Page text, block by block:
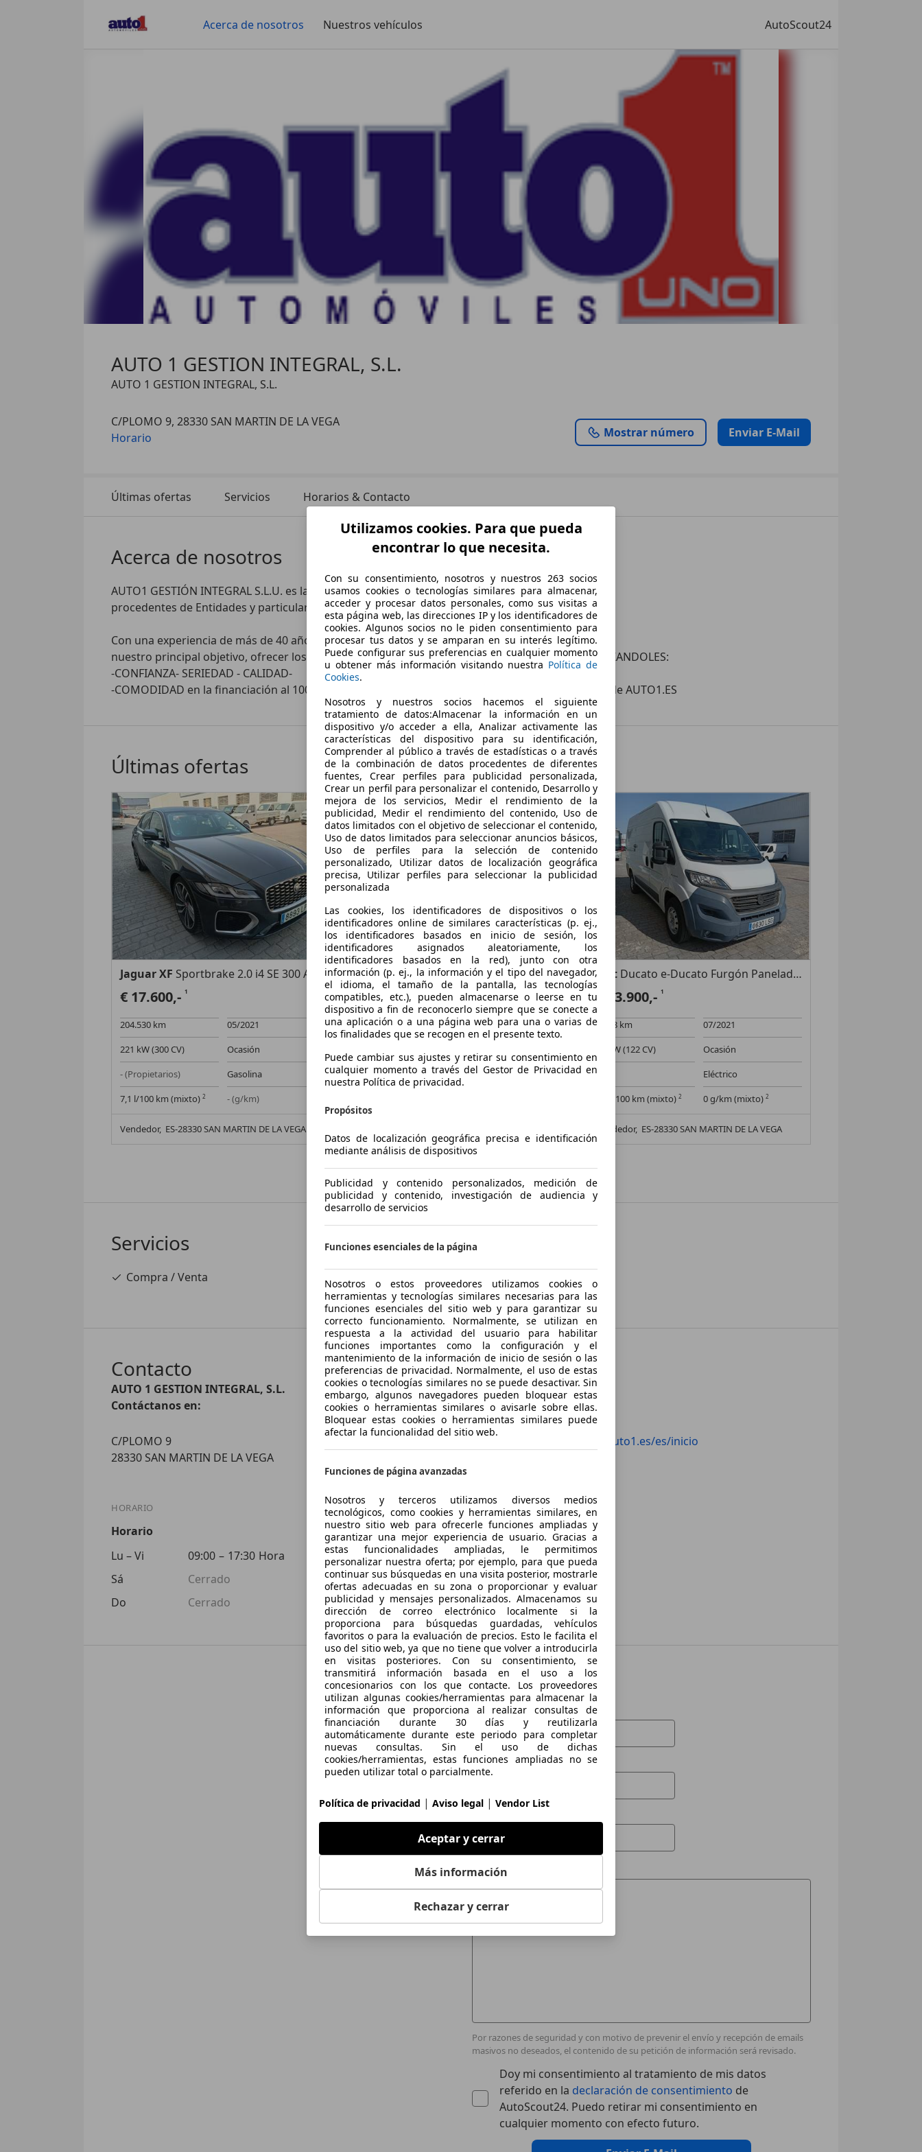
Acerca de nosotros Nuestros vehículos AutoScout24
AUTO 1 GESTION INTEGRAL, S.L.
AUTO 1 GESTION INTEGRAL, S.L.
C/PLOMO 9, 28330 SAN MARTIN DE LA VEGA
Horario
Mostrar número Enviar E-Mail
Últimas ofertas Servicios Horarios & Contacto
Acerca de nosotros
AUTO1 GESTIÓN INTEGRAL S.L.U. es la compañía referente en la gestión de vehículos
procedentes de Entidades y particulares.
Con una experiencia de más de 40 años consolidados al servicio de nuestros clientes es
nuestro principal objetivo, ofrecer los mejores productos a unos precios competitivos  GARANTIZANDOLES:
-CONFIANZA- SERIEDAD - CALIDAD-
-COMODIDAD en la financiación al 100% y la satisfacción de nuestros clientes, objetivo principal de AUTO1.ES
Últimas ofertas
Jaguar XF Sportbrake 2.0 i4 SE 300 AWD Aut.
€ 17.600,-1
204.530 km
05/2021
221 kW (300 CV)
Ocasión
- (Propietarios)
Gasolina
7,1 l/100 km (mixto)2 - (g/km)
Vendedor, ES-28330 SAN MARTIN DE LA VEGA
Jaguar E-Pace2.0D I4 R-Dynamic Base 163
€ 16.900,-
56.684 km
11/2021
- (Propietarios)
Diésel
Fiat Ducato e-Ducato Furgón Panelado L2 H2 47kW
€ 23.900,- 1
2.898 km
07/2021
90 kW (122 CV)
Ocasión
- kg
Eléctrico
0,0 l/100 km (mixto) 2 0 g/km (mixto) 2
Vendedor, ES-28330 SAN MARTIN DE LA VEGA
Mostrar todas las últimas ofertas
Servicios
Compra / Venta
Contacto
AUTO 1 GESTION INTEGRAL, S.L.
Contáctanos en:
C/PLOMO 9
28330 SAN MARTIN DE LA VEGA
www.auto1.es/es/inicio
HORARIO
Horario
Lu – Vi
09:00 – 17:30 Hora
Sá
Cerrado
Do
Cerrado
Contactar
Tu nombre
Tu email
Tu mensaje
Por razones de seguridad y con motivo de prevenir el envío y recepción de emails
masivos no deseados, el contenido de su petición de información será revisado.
Doy mi consentimiento al tratamiento de mis datos
referido en la declaración de consentimiento de
AutoScout24. Puedo retirar mi consentimiento en
cualquier momento con efecto futuro.
Utilizamos cookies. Para que pueda
encontrar lo que necesita.
Con su consentimiento, nosotros y nuestros 263 socios
usamos cookies o tecnologías similares para almacenar,
acceder y procesar datos personales, como sus visitas a
esta página web, las direcciones IP y los identificadores de
cookies. Algunos socios no le piden consentimiento para
procesar tus datos y se amparan en su interés legítimo.
Puede configurar sus preferencias en cualquier momento
u obtener más información visitando nuestra Política de
Cookies.
Nosotros y nuestros socios hacemos el siguiente
tratamiento de datos:Almacenar la información en un
dispositivo y/o acceder a ella, Analizar activamente las
características del dispositivo para su identificación,
Comprender al público a través de estadísticas o a través
de la combinación de datos procedentes de diferentes
fuentes, Crear perfiles para publicidad personalizada,
Crear un perfil para personalizar el contenido, Desarrollo y
mejora de los servicios, Medir el rendimiento de la
publicidad, Medir el rendimiento del contenido, Uso de
datos limitados con el objetivo de seleccionar el contenido,
Uso de datos limitados para seleccionar anuncios básicos,
Uso de perfiles para la selección de contenido
personalizado, Utilizar datos de localización geográfica
precisa, Utilizar perfiles para seleccionar la publicidad
personalizada
Las cookies, los identificadores de dispositivos o los
identificadores online de similares características (p. ej.,
los identificadores basados en inicio de sesión, los
identificadores asignados aleatoriamente, los
identificadores basados en la red), junto con otra
información (p. ej., la información y el tipo del navegador,
el idioma, el tamaño de la pantalla, las tecnologías
compatibles, etc.), pueden almacenarse o leerse en tu
dispositivo a fin de reconocerlo siempre que se conecte a
una aplicación o a una página web para una o varias de
los finalidades que se recogen en el presente texto.
Puede cambiar sus ajustes y retirar su consentimiento en
cualquier momento a través del Gestor de Privacidad en
nuestra Política de privacidad.
Propósitos
Datos de localización geográfica precisa e identificación
mediante análisis de dispositivos
Publicidad y contenido personalizados, medición de
publicidad y contenido, investigación de audiencia y
desarrollo de servicios
Funciones esenciales de la página
Nosotros o estos proveedores utilizamos cookies o
herramientas y tecnologías similares necesarias para las
funciones esenciales del sitio web y para garantizar su
correcto funcionamiento. Normalmente, se utilizan en
respuesta a la actividad del usuario para habilitar
funciones importantes como la configuración y el
mantenimiento de la información de inicio de sesión o las
preferencias de privacidad. Normalmente, el uso de estas
cookies o tecnologías similares no se puede desactivar. Sin
embargo, algunos navegadores pueden bloquear estas
cookies o herramientas similares o avisarle sobre ellas.
Bloquear estas cookies o herramientas similares puede
afectar la funcionalidad del sitio web.
Funciones de página avanzadas
Nosotros y terceros utilizamos diversos medios
tecnológicos, como cookies y herramientas similares, en
nuestro sitio web para ofrecerle funciones ampliadas y
garantizar una mejor experiencia de usuario. Gracias a
estas funcionalidades ampliadas, le permitimos
personalizar nuestra oferta; por ejemplo, para que pueda
continuar sus búsquedas en una visita posterior, mostrarle
ofertas adecuadas en su zona o proporcionar y evaluar
publicidad y mensajes personalizados. Almacenamos su
dirección de correo electrónico localmente si la
proporciona para búsquedas guardadas, vehículos
favoritos o para la evaluación de precios. Esto le facilita el
uso del sitio web, ya que no tiene que volver a introducirla
en visitas posteriores. Con su consentimiento, se
transmitirá información basada en el uso a los
concesionarios con los que contacte. Los proveedores
utilizan algunas cookies/herramientas para almacenar la
información que proporciona al realizar consultas de
financiación durante 30 días y reutilizarla
automáticamente durante este periodo para completar
nuevas consultas. Sin el uso de dichas
cookies/herramientas, estas funciones ampliadas no se
pueden utilizar total o parcialmente.
Política de privacidad | Aviso legal | Vendor List
Aceptar y cerrar
Más información
Rechazar y cerrar